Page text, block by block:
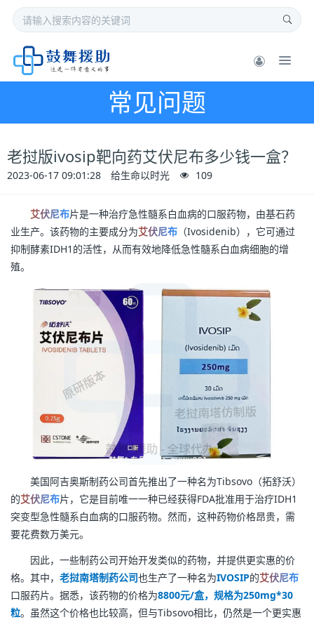
常见问题
老挝版ivosip靶向药艾伏尼布多少钱一盒？
2023-06-17 09:01:28 给生命以时光 109
艾伏尼布片是一种治疗急性髓系白血病的口服药物，由基石药
业生产。该药物的主要成分为艾伏尼布 （Ivosidenib），它可通过
抑制酵素IDH1的活性，从而有效地降低急性髓系白血病细胞的增
殖。
美国阿吉奥斯制药公司首先推出了一种名为Tibsovo（拓舒沃）
的艾伏尼布片，它是目前唯一一种已经获得FDA批准用于治疗IDH1
突变型急性髓系白血病的口服药物。然而，这种药物价格昂贵，需
要花费数万美元。
因此，一些制药公司开始开发类似的药物，并提供更实惠的价
格。其中， 老挝南塔制药公司也生产了一种名为IVOSIP的艾伏尼布
口服药片。据悉，该药物的价格为8800元/盒，规格为250mg*30
粒。虽然这个价格也比较高，但与Tibsovo相比，仍然是一个更实惠